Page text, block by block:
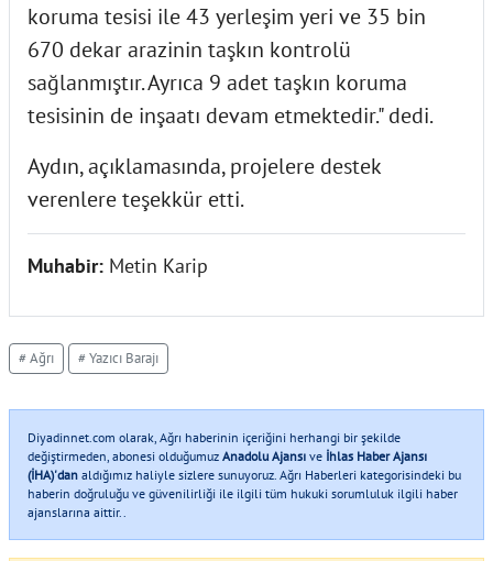
koruma tesisi ile 43 yerleşim yeri ve 35 bin
670 dekar arazinin taşkın kontrolü
sağlanmıştır. Ayrıca 9 adet taşkın koruma
tesisinin de inşaatı devam etmektedir." dedi.
Aydın, açıklamasında, projelere destek
verenlere teşekkür etti.
Muhabir: Metin Karip
# Ağrı # Yazıcı Barajı
Diyadinnet.com olarak, Ağrı haberinin içeriğini herhangi bir şekilde
değiştirmeden, abonesi olduğumuz Anadolu Ajansı ve İhlas Haber Ajansı
(İHA)'dan aldığımız haliyle sizlere sunuyoruz. Ağrı Haberleri kategorisindeki bu
haberin doğruluğu ve güvenilirliği ile ilgili tüm hukuki sorumluluk ilgili haber
ajanslarına aittir..